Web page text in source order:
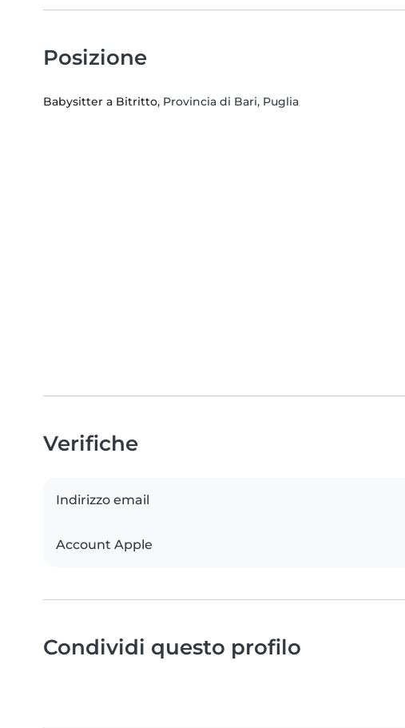
Posizione
Babysitter a Bitritto, Provincia di Bari, Puglia
Verifiche
Indirizzo email
Account Apple
Condividi questo profilo